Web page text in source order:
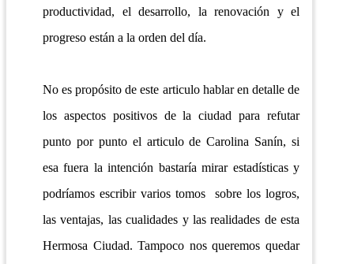
productividad, el desarrollo, la renovación y el
progreso están a la orden del día.
No es propósito de este articulo hablar en detalle de
los aspectos positivos de la ciudad para refutar
punto por punto el articulo de Carolina Sanín, si
esa fuera la intención bastaría mirar estadísticas y
podríamos escribir varios tomos sobre los logros,
las ventajas, las cualidades y las realidades de esta
Hermosa Ciudad. Tampoco nos queremos quedar